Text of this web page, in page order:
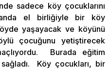
sadece köy çocuklarını
el birliğiyle bir köy
yaşayacak ve köyünü
çocuğunu yetiştirecek
Burada eğitim
sağladı. Köy çocukları, bir